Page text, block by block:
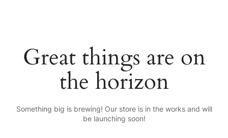
Great things are on
the horizon
Something big is brewing! Our store is in the works and will
be launching soon!